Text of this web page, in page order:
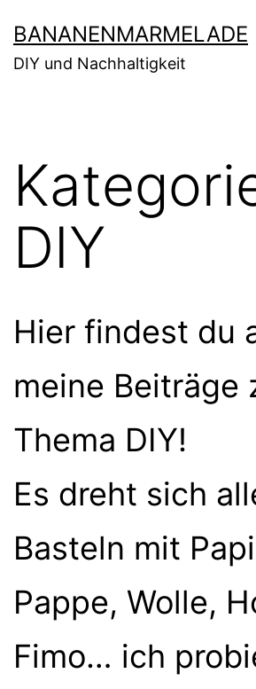
Inhalt
springen
BANANENMARMELADE
DIY und Nachhaltigkeit
DIY
Hier findest du
meine Beiträge
Thema DIY!
Es dreht sich
Basteln mit
Pappe, Wolle,
Fimo… ich